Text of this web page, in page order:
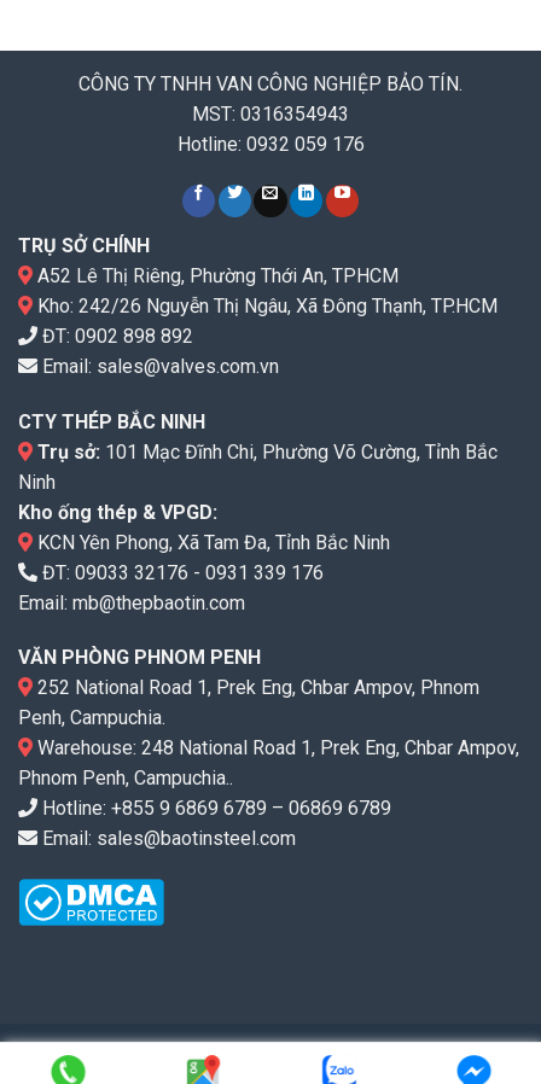
CÔNG TY TNHH VAN CÔNG NGHIỆP BẢO TÍN.
MST: 0316354943
Hotline: 0932 059 176
TRỤ SỞ CHÍNH
A52 Lê Thị Riêng, Phường Thới An, TPHCM
Kho: 242/26 Nguyễn Thị Ngâu, Xã Đông Thạnh, TP.HCM
ĐT: 0902 898 892
Email: sales@valves.com.vn
CTY THÉP BẮC NINH
Trụ sở: 101 Mạc Đĩnh Chi, Phường Võ Cường, Tỉnh Bắc
Ninh
Kho ống thép & VPGD:
KCN Yên Phong, Xã Tam Đa, Tỉnh Bắc Ninh
ĐT: 09033 32176 - 0931 339 176
Email: mb@thepbaotin.com
VĂN PHÒNG PHNOM PENH
252 National Road 1, Prek Eng, Chbar Ampov, Phnom
Penh, Campuchia.
Warehouse: 248 National Road 1, Prek Eng, Chbar Ampov,
Phnom Penh, Campuchia..
Hotline: +855 9 6869 6789 – 06869 6789
Email: sales@baotinsteel.com
Copyright ©2010-2026 valves.com.vn. All rights reserved.